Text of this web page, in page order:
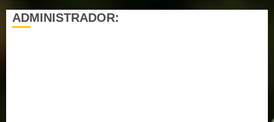
ADMINISTRADOR: